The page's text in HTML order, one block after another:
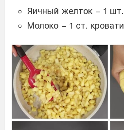
Яичный желток – 1 шт.
Молоко – 1 ст. кровати